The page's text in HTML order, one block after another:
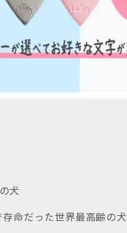
犬
命だった世界最高齢の犬